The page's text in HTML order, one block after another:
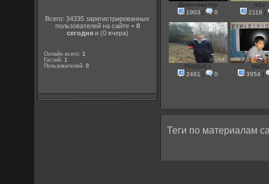
Всего: 34335 зарегистрированных
пользователей на сайте + 0
сегодняи (0 вчера)
Онлайн всего:1
Гостей:1
Пользователей:0
Демотиватор
1903
| 0
m1x
2118
PbI}I{uI{.x
2461
| 0
MaD1
3954 |
Теги по материалам